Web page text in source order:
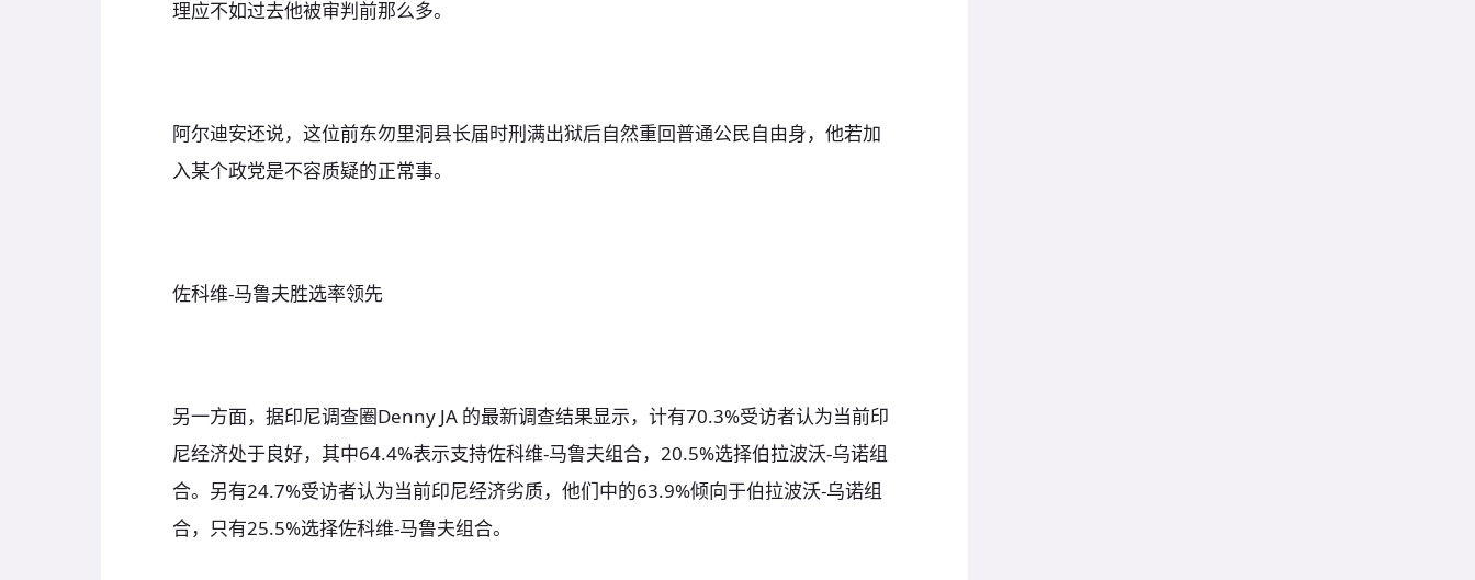
理应不如过去他被审判前那么多。
阿尔迪安还说，这位前东勿里洞县长届时刑满出狱后自然重回普通公民自由身，他若加
入某个政党是不容质疑的正常事。
佐科维-马鲁夫胜选率领先
另一方面，据印尼调查圈Denny JA 的最新调查结果显示，计有70.3%受访者认为当前印
尼经济处于良好，其中64.4%表示支持佐科维-马鲁夫组合，20.5%选择伯拉波沃-乌诺组
合。另有24.7%受访者认为当前印尼经济劣质，他们中的63.9%倾向于伯拉波沃-乌诺组
合，只有25.5%选择佐科维-马鲁夫组合。